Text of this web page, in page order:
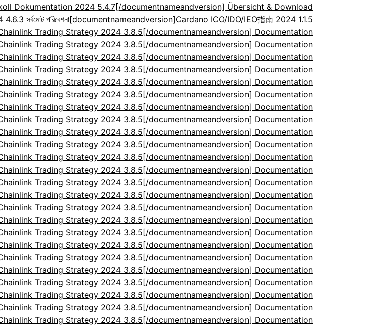
Dokumentation 2024 5.4.7[/documentnameandversion] Übersicht & Download
সর্বমোট পরিবেশনা[documentnameandversion]Cardano ICO/IDO/IEO指南 2024 1.1.5
Trading Strategy 2024 3.8.5[/documentnameandversion] Documentation
Trading Strategy 2024 3.8.5[/documentnameandversion] Documentation
Trading Strategy 2024 3.8.5[/documentnameandversion] Documentation
Trading Strategy 2024 3.8.5[/documentnameandversion] Documentation
Trading Strategy 2024 3.8.5[/documentnameandversion] Documentation
Trading Strategy 2024 3.8.5[/documentnameandversion] Documentation
Trading Strategy 2024 3.8.5[/documentnameandversion] Documentation
Trading Strategy 2024 3.8.5[/documentnameandversion] Documentation
Trading Strategy 2024 3.8.5[/documentnameandversion] Documentation
Trading Strategy 2024 3.8.5[/documentnameandversion] Documentation
Trading Strategy 2024 3.8.5[/documentnameandversion] Documentation
Trading Strategy 2024 3.8.5[/documentnameandversion] Documentation
Trading Strategy 2024 3.8.5[/documentnameandversion] Documentation
Trading Strategy 2024 3.8.5[/documentnameandversion] Documentation
Trading Strategy 2024 3.8.5[/documentnameandversion] Documentation
Trading Strategy 2024 3.8.5[/documentnameandversion] Documentation
Trading Strategy 2024 3.8.5[/documentnameandversion] Documentation
Trading Strategy 2024 3.8.5[/documentnameandversion] Documentation
Trading Strategy 2024 3.8.5[/documentnameandversion] Documentation
Trading Strategy 2024 3.8.5[/documentnameandversion] Documentation
Trading Strategy 2024 3.8.5[/documentnameandversion] Documentation
Trading Strategy 2024 3.8.5[/documentnameandversion] Documentation
Trading Strategy 2024 3.8.5[/documentnameandversion] Documentation
Trading Strategy 2024 3.8.5[/documentnameandversion] Documentation